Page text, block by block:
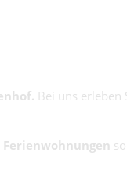
Bei uns erleben
Ferienwohnungen